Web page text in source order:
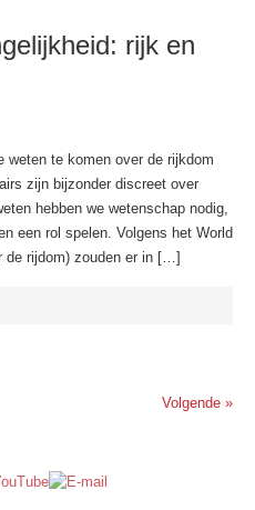
rijk en
weten te komen over de rijkdom
zijn bijzonder discreet over
hebben we wetenschap nodig,
een rol spelen. Volgens het World
de rijdom) zouden er in […]
Volgende »